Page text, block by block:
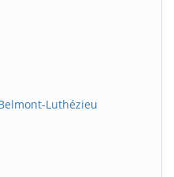
Luthézieu